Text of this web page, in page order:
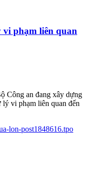
vi phạm liên quan
Công an đang xây dựng
vi phạm liên quan đến
lon-post1848616.tpo